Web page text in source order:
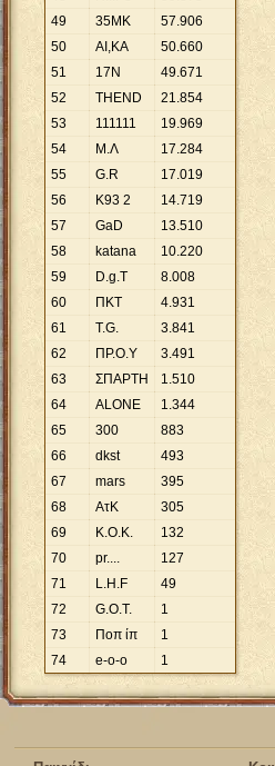
49
35ΜΚ 57.906
50
ΑΙ,ΚΑ 50.660
51
17Ν 49.671
52
THEND 21.854
53
111111 19.969
54
Μ.Λ 17.284
55
G.R 17.019
56
Κ93 2 14.719
57
GaD 13.510
58
katana 10.220
59
D.g.T 8.008
60
ΠΚΤ 4.931
61
T.G. 3.841
62
ΠΡ.Ο.Υ 3.491
63
ΣΠΑΡΤΗ 1.510
64
ALONE 1.344
65
300
883
66
dkst
493
67
mars
395
68
ΑτΚ
305
69
Κ.Ο.Κ.
132
70
pr....
127
71
L.H.F
49
72
G.O.T.
1
73
Ποπ ίπ
1
74
e-o-o 1